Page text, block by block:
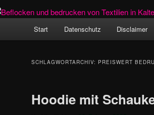
Start Datenschutz Disclaimer
SCHLAGWORTARCHIV: PREISWERT
Hoodie mit